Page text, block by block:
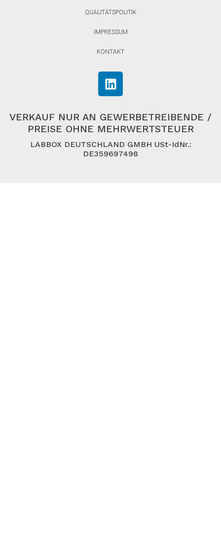
QUALITÄTSPOLITIK
IMPRESSUM
KONTAKT
VERKAUF NUR AN GEWERBETREIBENDE /
PREISE OHNE MEHRWERTSTEUER
LABBOX DEUTSCHLAND GMBH USt-IdNr.:
DE359697498